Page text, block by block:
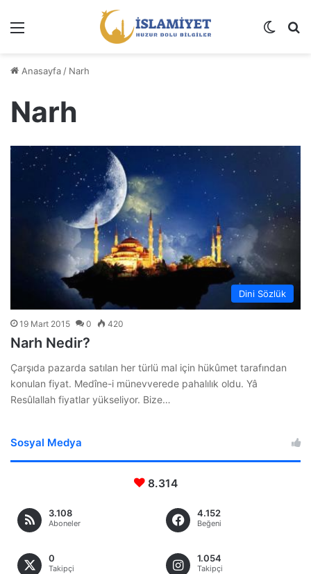
Dış
Anasayfa / Narh
Narh
Dini Sözlük
19 Mart 2015 0 420
Narh Nedir?
Çarşıda pazarda satılan her türlü mal için hükûmet tarafından
konulan fiyat. Medîne-i münevverede pahalılık oldu. Yâ
Resûlallah fiyatlar yükseliyor. Bize…
Sosyal Medya
8.314
3.108
Aboneler
4.152
Beğeni
0
Takipçi
1.054
Takipçi